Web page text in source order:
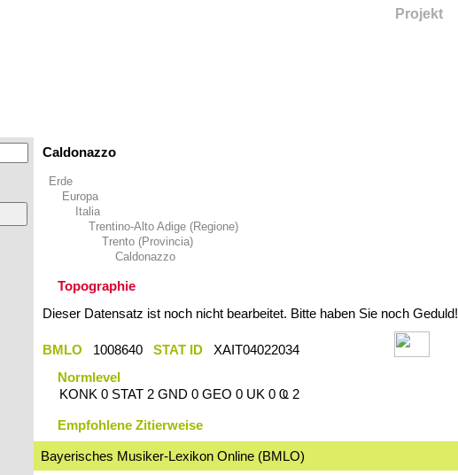
Caldonazzo
Erde
Europa
Italia
Trentino-Alto Adige (Regione)
Trento (Provincia)
Caldonazzo
Topographie
Dieser Datensatz ist noch nicht bearbeitet. Bitte haben Sie noch Geduld!
BMLO 1008640 STAT ID
XAIT04022034
Normlevel
KONK 0 STAT 2 GND 0 GEO 0 UK 0 Ҩ 2
Empfohlene Zitierweise
Bayerisches Musiker-Lexikon Online (BMLO)
Projekt